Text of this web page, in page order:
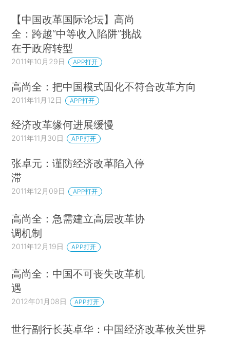
【中国改革国际论坛】高尚
全：跨越“中等收入陷阱”挑战
在于政府转型
2011年10月29日 APP打开
高尚全：把中国模式固化不符合改革方向
2011年11月12日 APP打开
经济改革缘何进展缓慢
2011年11月30日 APP打开
张卓元：谨防经济改革陷入停
滞
2011年12月09日 APP打开
高尚全：急需建立高层改革协
调机制
2011年12月19日 APP打开
高尚全：中国不可丧失改革机
遇
2012年01月08日 APP打开
世行副行长英卓华：中国经济改革攸关世界